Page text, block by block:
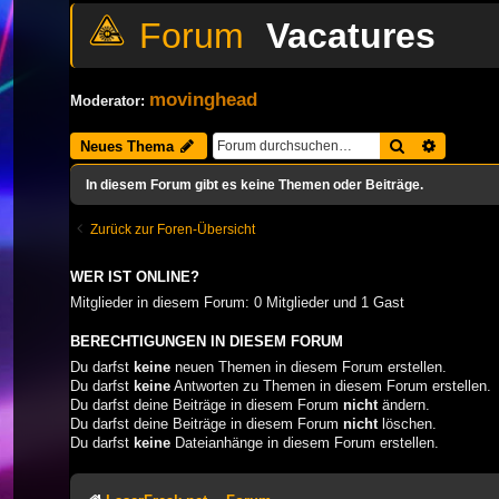
Vacatures
Moderator: movinghead
Neues Thema Suche
In diesem Forum gibt es keine Themen oder Beiträge.
Zurück zur Foren-Übersicht
WER IST ONLINE?
Mitglieder in diesem Forum: 0 Mitglieder und 1 Gast
BERECHTIGUNGEN IN DIESEM FORUM
Du darfst keine neuen Themen in diesem Forum erstellen.
Du darfst keine Antworten zu Themen in diesem Forum erstellen.
Du darfst deine Beiträge in diesem Forum nicht ändern.
Du darfst deine Beiträge in diesem Forum nicht löschen.
Du darfst keine Dateianhänge in diesem Forum erstellen.